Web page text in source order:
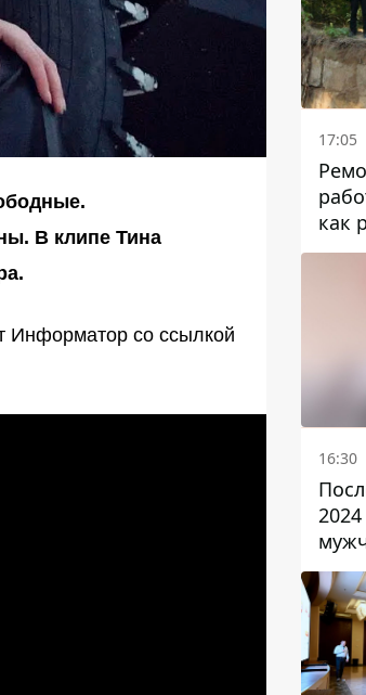
. В клипе Тина
Информатор со ссылкой
17:05
как
16:30